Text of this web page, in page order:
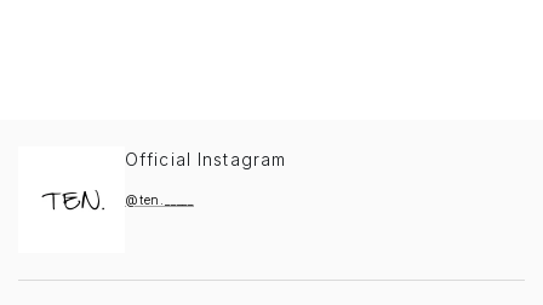
Official Instagram
@ten._____